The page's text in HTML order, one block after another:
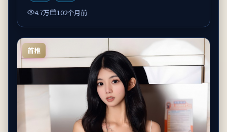
4.7万
102个月前
首推